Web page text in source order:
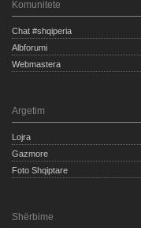
Komunitete
Chat #shqiperia
Albforumi
Webmastera
Argetim
Lojra
Gazmore
Foto Shqiptare
Shërbime